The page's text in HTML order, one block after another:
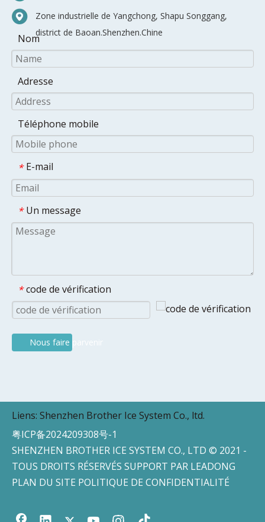
Zone industrielle de Yangchong, Shapu Songgang,
district de Baoan.Shenzhen.Chine
Nom
Adresse
Téléphone mobile
* E-mail
* Un message
* code de vérification
Nous faire parvenir
Liens: Shenzhen Brother Ice System Co., ltd.
粤ICP备2024209308号-1
SHENZHEN BROTHER ICE SYSTEM CO., LTD © 2021 -
TOUS DROITS RÉSERVÉS SUPPORT PAR LEADONG
PLAN DU SITE POLITIQUE DE CONFIDENTIALITÉ